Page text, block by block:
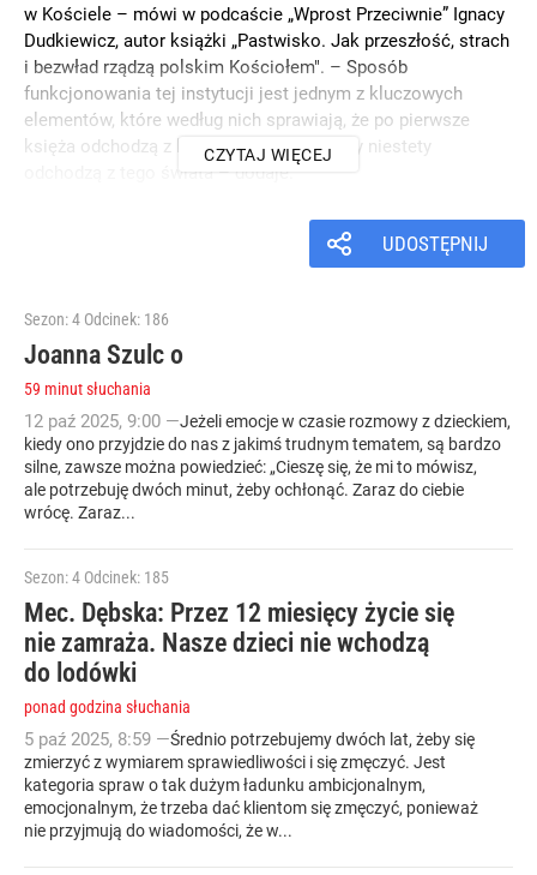
w Kościele – mówi w podcaście „Wprost Przeciwnie” Ignacy
Dudkiewicz, autor książki „Pastwisko. Jak przeszłość, strach
i bezwład rządzą polskim Kościołem". – Sposób
funkcjonowania tej instytucji jest jednym z kluczowych
elementów, które według nich sprawiają, że po pierwsze
księża odchodzą z kapłaństwa, a niektórzy niestety
odchodzą z tego świata – dodaje.
Ignacy Dudkiewicz: Mieliśmy serię samobójstw księży.
CZYTAJ WIĘCEJ
UDOSTĘPNIJ
Sezon: 4 Odcinek: 186
Joanna Szulc o
59 minut słuchania
12 paź 2025, 9:00 —Jeżeli emocje w czasie rozmowy z dzieckiem,
kiedy ono przyjdzie do nas z jakimś trudnym tematem, są bardzo
silne, zawsze można powiedzieć: „Cieszę się, że mi to mówisz,
ale potrzebuję dwóch minut, żeby ochłonąć. Zaraz do ciebie
wrócę. Zaraz...
Sezon: 4 Odcinek: 185
Mec. Dębska: Przez 12 miesięcy życie się
nie zamraża. Nasze dzieci nie wchodzą
do lodówki
ponad godzina słuchania
5 paź 2025, 8:59 —Średnio potrzebujemy dwóch lat, żeby się
zmierzyć z wymiarem sprawiedliwości i się zmęczyć. Jest
kategoria spraw o tak dużym ładunku ambicjonalnym,
emocjonalnym, że trzeba dać klientom się zmęczyć, ponieważ
nie przyjmują do wiadomości, że w...